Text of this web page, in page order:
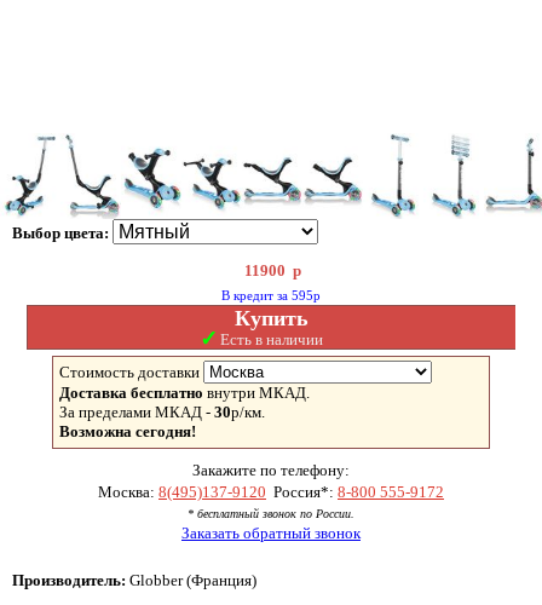
Выбор цвета:
11900 р
В кредит за 595р
Купить
✓ Есть в наличии
Стоимость доставки
Доставка бесплатно внутри МКАД.
За пределами МКАД - 30р/км.
Возможна сегодня!
Закажите по телефону:
Москва: 8(495)137-9120 Россия*: 8-800 555-9172
* бесплатный звонок по России.
Заказать обратный звонок
Производитель: Globber (Франция)